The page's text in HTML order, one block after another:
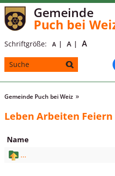
Gemeinde
Puch bei
Schriftgröße: A A A
Gemeinde Puch bei Weiz
Leben Arbeiten
Name
...